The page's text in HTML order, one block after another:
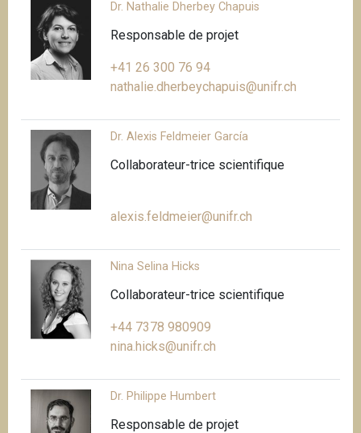
Dr. Nathalie Dherbey Chapuis
Responsable de projet
+41 26 300 76 94
nathalie.dherbeychapuis@unifr.ch
Dr. Alexis Feldmeier García
Collaborateur-trice scientifique
alexis.feldmeier@unifr.ch
Nina Selina Hicks
Collaborateur-trice scientifique
+44 7378 980909
nina.hicks@unifr.ch
Dr. Philippe Humbert
Responsable de projet